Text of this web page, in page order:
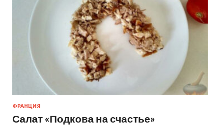
ФРАНЦИЯ
Салат «Подкова на счастье»